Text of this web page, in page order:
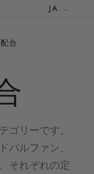
JA
合
リーです。
パルファン、
それぞれの定